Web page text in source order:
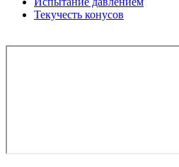
Текучесть конусов